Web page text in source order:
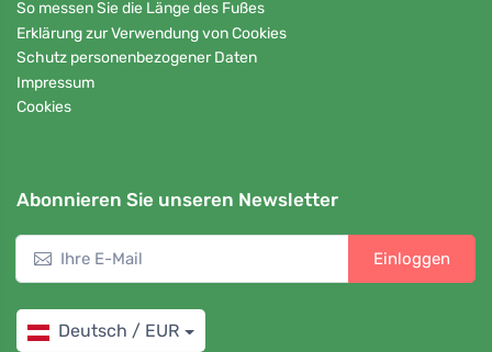
So messen Sie die Länge des Fußes
Erklärung zur Verwendung von Cookies
Schutz personenbezogener Daten
Impressum
Cookies
Abonnieren Sie unseren Newsletter
Einloggen
Deutsch / EUR